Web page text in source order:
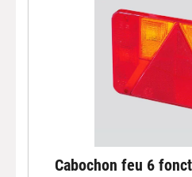
Cabochon feu 6